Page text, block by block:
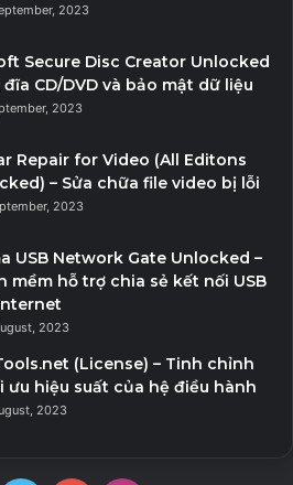
2023
Secure Disc Creator Unlocked
đĩa CD/DVD và bảo mật dữ liệu
2023
Repair for Video (All Editons
– Sửa chữa file video bị lỗi
2023
USB Network Gate Unlocked –
mềm hỗ trợ chia sẻ kết nối USB
2023
(License) – Tinh chỉnh
ưu hiệu suất của hệ điều hành
2023